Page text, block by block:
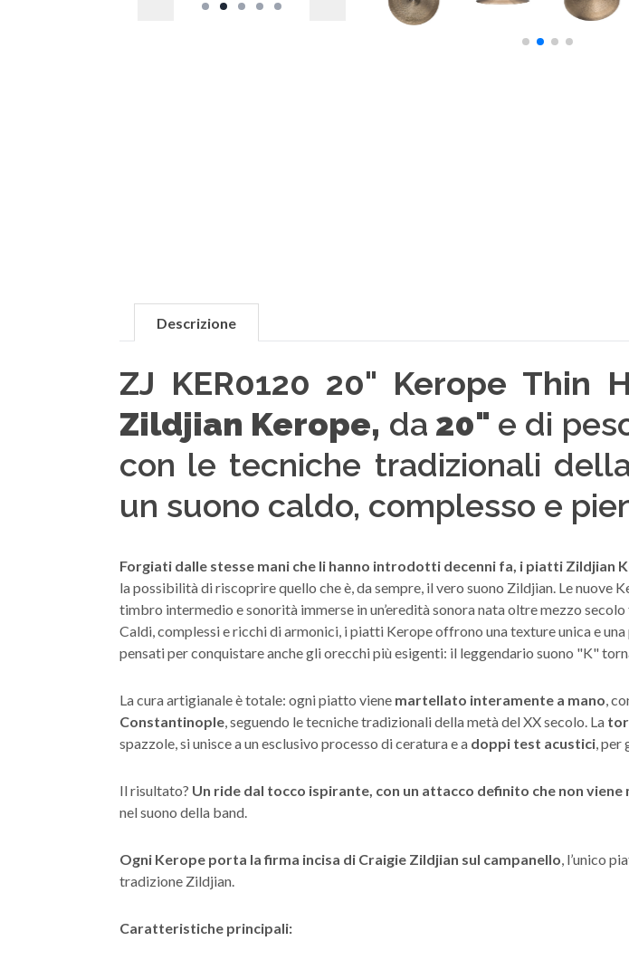
Descrizione
ZJ KER0120 20" Kerope Thin
Zildjian Kerope, da 20" e di
con le tecniche tradizionali
un suono caldo, complesso e
Forgiati dalle stesse mani che li hanno introdotti decenni fa, i piatti Zildjian
la possibilità di riscoprire quello che è, da sempre, il vero suono Zildjian. Le nuove
timbro intermedio e sonorità immerse in un’eredità sonora nata oltre mezzo secolo
Caldi, complessi e ricchi di armonici, i piatti Kerope offrono una texture unica e
pensati per conquistare anche gli orecchi più esigenti: il leggendario suono "K"
La cura artigianale è totale: ogni piatto viene martellato interamente a mano,
Constantinople, seguendo le tecniche tradizionali della metà del XX secolo. La
spazzole, si unisce a un esclusivo processo di ceratura e a doppi test acustici, per
Il risultato? Un ride dal tocco ispirante, con un attacco definito che non
nel suono della band.
Ogni Kerope porta la firma incisa di Craigie Zildjian sul campanello, l’unico
tradizione Zildjian.
Caratteristiche principali: